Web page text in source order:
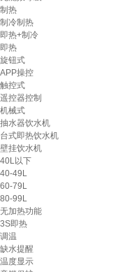
制热
制冷制热
即热+制冷
即热
旋钮式
APP操控
触控式
遥控器控制
机械式
抽水器饮水机
台式即热饮水机
壁挂饮水机
40L以下
40-49L
60-79L
80-99L
无加热功能
3S即热
调温
缺水提醒
温度显示